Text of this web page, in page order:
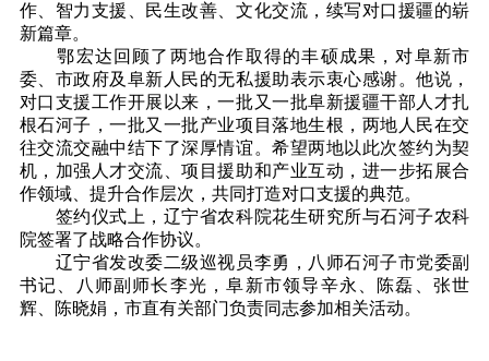
作、智力支援、民生改善、文化交流，续写对口援疆的崭
新篇章。
鄂宏达回顾了两地合作取得的丰硕成果，对阜新市
委、市政府及阜新人民的无私援助表示衷心感谢。他说，
对口支援工作开展以来，一批又一批阜新援疆干部人才扎
根石河子，一批又一批产业项目落地生根，两地人民在交
往交流交融中结下了深厚情谊。希望两地以此次签约为契
机，加强人才交流、项目援助和产业互动，进一步拓展合
作领域、提升合作层次，共同打造对口支援的典范。
签约仪式上，辽宁省农科院花生研究所与石河子农科
院签署了战略合作协议。
辽宁省发改委二级巡视员李勇，八师石河子市党委副
书记、八师副师长李光，阜新市领导辛永、陈磊、张世
辉、陈晓娟，市直有关部门负责同志参加相关活动。